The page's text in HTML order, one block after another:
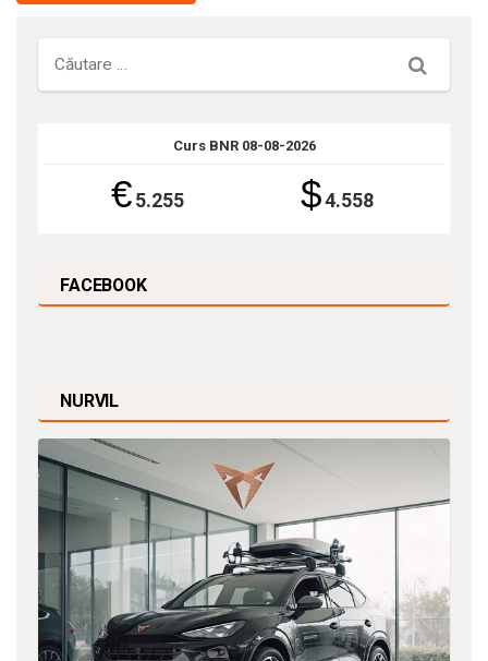
Căutare
Curs BNR 08-08-2026
€5.255 $4.558
FACEBOOK
NURVIL